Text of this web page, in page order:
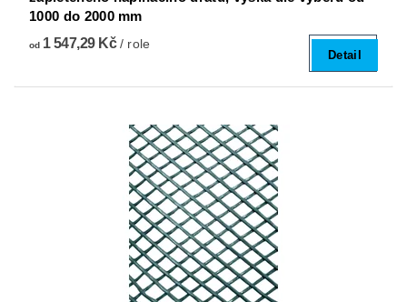
1000 do 2000 mm
od1 547,29 Kč/ role
Detail